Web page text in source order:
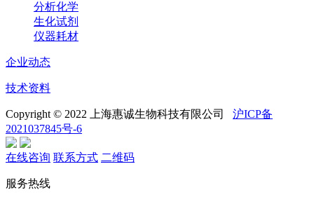
分析化学
生化试剂
仪器耗材
企业动态
技术资料
Copyright © 2022 上海惠诚生物科技有限公司 沪ICP备
2021037845号-6
在线咨询 联系方式 二维码
服务热线